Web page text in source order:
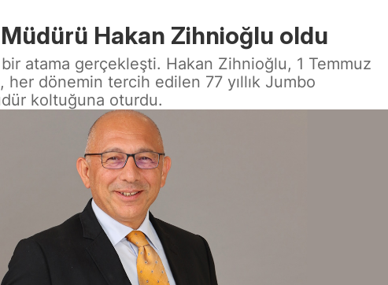
Hakan Zihnioğlu oldu
atama gerçekleşti. Hakan Zihnioğlu, 1 Temmuz
dönemin tercih edilen 77 yıllık Jumbo
koltuğuna oturdu.